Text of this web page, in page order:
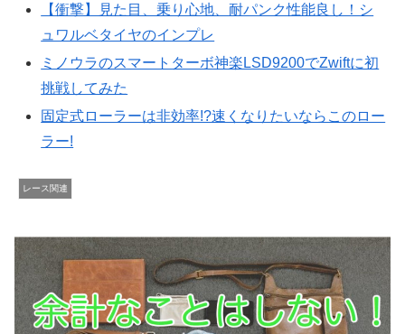
【衝撃】見た目、乗り心地、耐パンク性能良し！シ
ュワルベタイヤのインプレ
ミノウラのスマートターボ神楽LSD9200でZwiftに初
挑戦してみた
固定式ローラーは非効率!?速くなりたいならこのロー
ラー!
レース関連